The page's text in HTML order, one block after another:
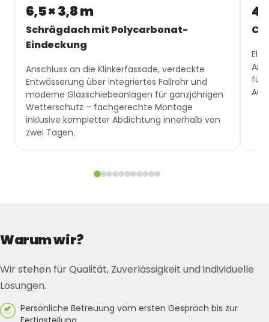
6,5 × 3,8 m
Schrägdach mit Polycarbonat-
Eindeckung
Anschluss an die Klinkerfassade, verdeckte
Entwässerung über integriertes Fallrohr und
moderne Glasschiebeanlagen für ganzjährigen
Wetterschutz – fachgerechte Montage
inklusive kompletter Abdichtung innerhalb von
zwei Tagen.
4
für
Warum wir?
Wir stehen für Qualität, Zuverlässigkeit und individuelle
Lösungen.
Persönliche Betreuung vom ersten Gespräch bis zur